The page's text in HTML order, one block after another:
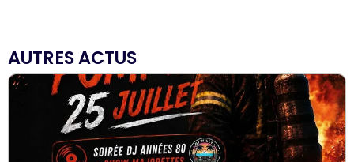
AUTRES ACTUS